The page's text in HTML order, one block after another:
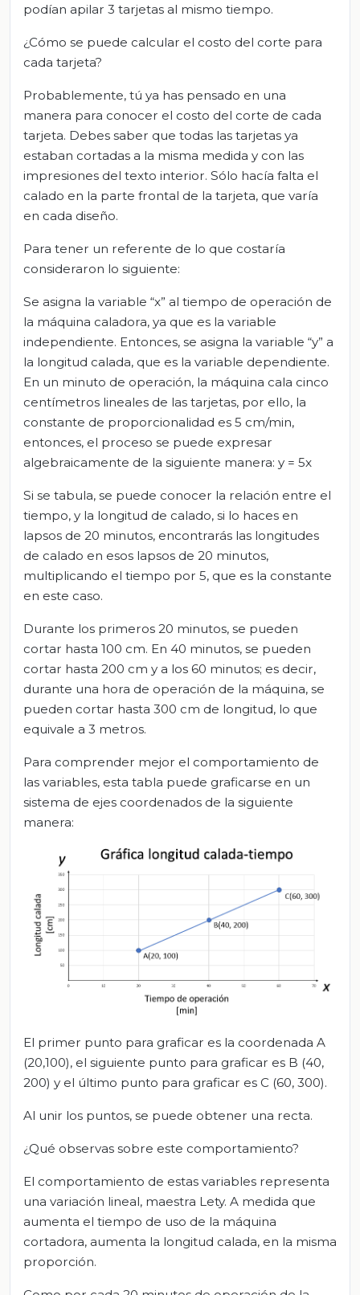
podían apilar 3 tarjetas al mismo tiempo.
¿Cómo se puede calcular el costo del corte para
cada tarjeta?
Probablemente, tú ya has pensado en una
manera para conocer el costo del corte de cada
tarjeta. Debes saber que todas las tarjetas ya
estaban cortadas a la misma medida y con las
impresiones del texto interior. Sólo hacía falta el
calado en la parte frontal de la tarjeta, que varía
en cada diseño.
Para tener un referente de lo que costaría
consideraron lo siguiente:
Se asigna la variable “x” al tiempo de operación de
la máquina caladora, ya que es la variable
independiente. Entonces, se asigna la variable “y” a
la longitud calada, que es la variable dependiente.
En un minuto de operación, la máquina cala cinco
centímetros lineales de las tarjetas, por ello, la
constante de proporcionalidad es 5 cm/min,
entonces, el proceso se puede expresar
algebraicamente de la siguiente manera: y = 5x
Si se tabula, se puede conocer la relación entre el
tiempo, y la longitud de calado, si lo haces en
lapsos de 20 minutos, encontrarás las longitudes
de calado en esos lapsos de 20 minutos,
multiplicando el tiempo por 5, que es la constante
en este caso.
Durante los primeros 20 minutos, se pueden
cortar hasta 100 cm. En 40 minutos, se pueden
cortar hasta 200 cm y a los 60 minutos; es decir,
durante una hora de operación de la máquina, se
pueden cortar hasta 300 cm de longitud, lo que
equivale a 3 metros.
Para comprender mejor el comportamiento de
las variables, esta tabla puede graficarse en un
sistema de ejes coordenados de la siguiente
manera:
El primer punto para graficar es la coordenada A
(20,100), el siguiente punto para graficar es B (40,
200) y el último punto para graficar es C (60, 300).
Al unir los puntos, se puede obtener una recta.
¿Qué observas sobre este comportamiento?
El comportamiento de estas variables representa
una variación lineal, maestra Lety. A medida que
aumenta el tiempo de uso de la máquina
cortadora, aumenta la longitud calada, en la misma
proporción.